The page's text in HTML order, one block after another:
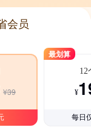
会员
¥39
最划算
12
¥
每日